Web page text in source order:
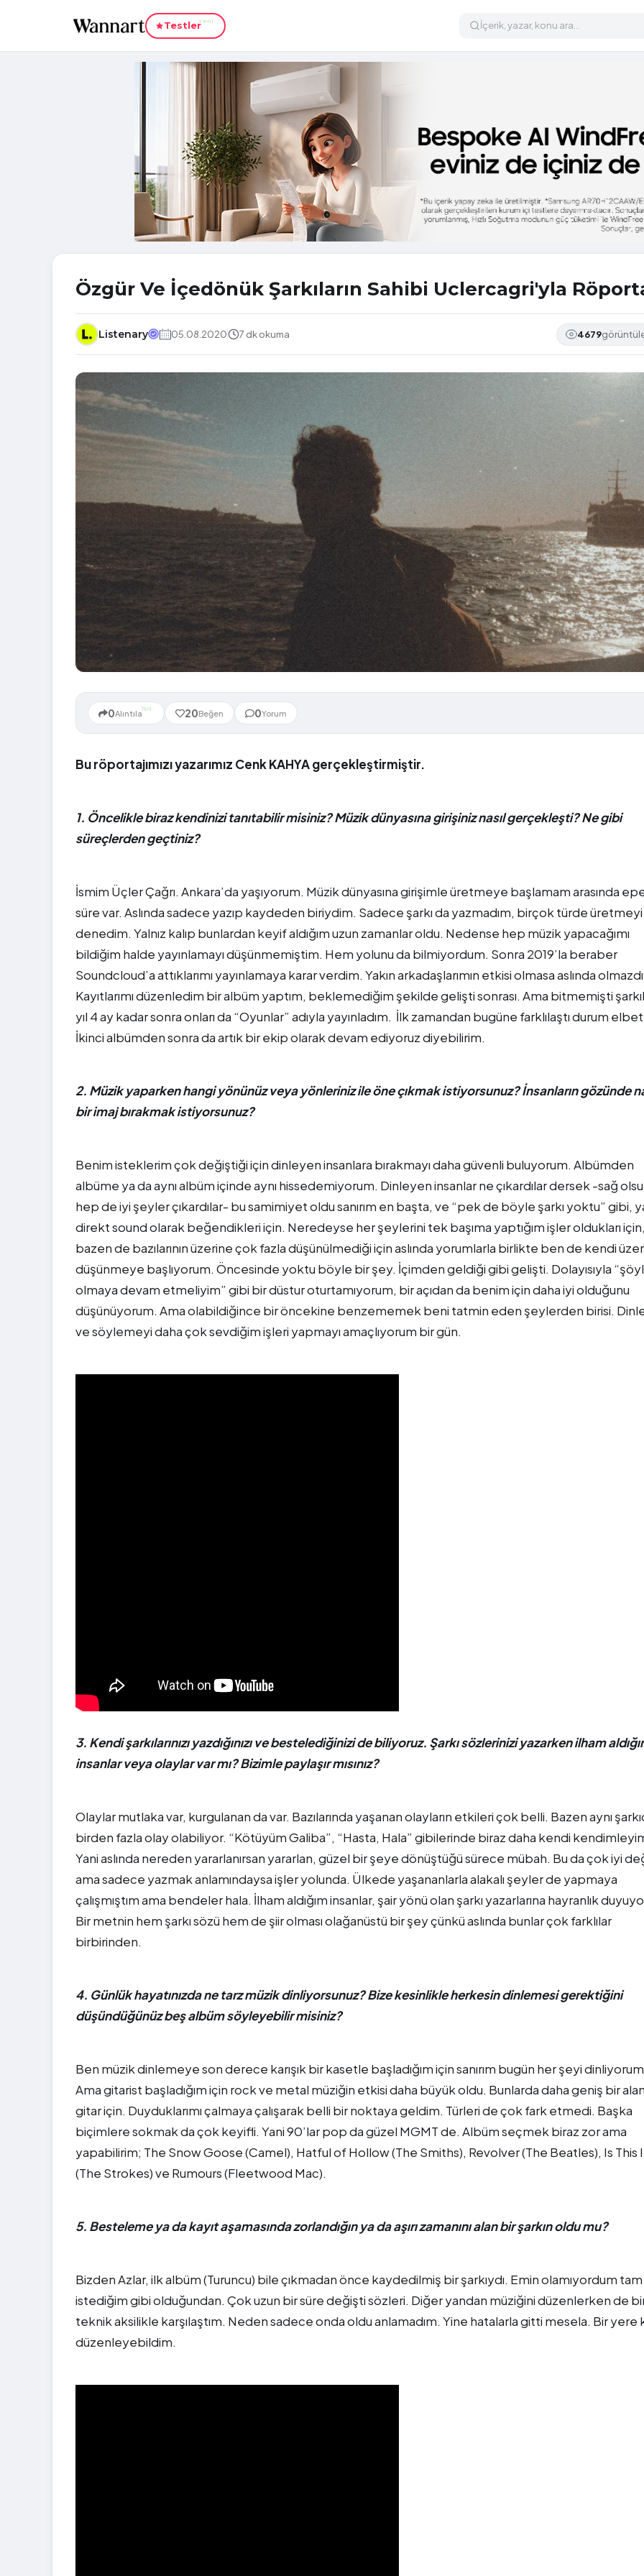
TestlerYeni
Özgür Ve İçedönük Şarkıların Sahibi Uclercagri'yla
Listenary 05.08.2020 7 dk okuma 4679
0AlıntılaYeni 20Beğen 0Yorum
Bu röportajımızı yazarımız Cenk KAHYA gerçekleştirmiştir.
1. Öncelikle biraz kendinizi tanıtabilir misiniz? Müzik dünyasına girişiniz nasıl gerçekleşti? Ne gibi
süreçlerden geçtiniz?
İsmim Üçler Çağrı. Ankara’da yaşıyorum. Müzik dünyasına girişimle üretmeye başlamam arasında
süre var. Aslında sadece yazıp kaydeden biriydim. Sadece şarkı da yazmadım, birçok türde üretmeyi
denedim. Yalnız kalıp bunlardan keyif aldığım uzun zamanlar oldu. Nedense hep müzik yapacağımı
bildiğim halde yayınlamayı düşünmemiştim. Hem yolunu da bilmiyordum. Sonra 2019’la beraber
Soundcloud’a attıklarımı yayınlamaya karar verdim. Yakın arkadaşlarımın etkisi olmasa aslında
Kayıtlarımı düzenledim bir albüm yaptım, beklemediğim şekilde gelişti sonrası. Ama bitmemişti
yıl 4 ay kadar sonra onları da “Oyunlar” adıyla yayınladım. İlk zamandan bugüne farklılaştı durum
İkinci albümden sonra da artık bir ekip olarak devam ediyoruz diyebilirim.
2. Müzik yaparken hangi yönünüz veya yönleriniz ile öne çıkmak istiyorsunuz? İnsanların gözünde
bir imaj bırakmak istiyorsunuz?
Benim isteklerim çok değiştiği için dinleyen insanlara bırakmayı daha güvenli buluyorum. Albümden
albüme ya da aynı albüm içinde aynı hissedemiyorum. Dinleyen insanlar ne çıkardılar dersek -sağ
hep de iyi şeyler çıkardılar- bu samimiyet oldu sanırım en başta, ve “pek de böyle şarkı yoktu” gibi,
direkt sound olarak beğendikleri için. Neredeyse her şeylerini tek başıma yaptığım işler oldukları için,
bazen de bazılarının üzerine çok fazla düşünülmediği için aslında yorumlarla birlikte ben de kendi
düşünmeye başlıyorum. Öncesinde yoktu böyle bir şey. İçimden geldiği gibi gelişti. Dolayısıyla
olmaya devam etmeliyim” gibi bir düstur oturtamıyorum, bir açıdan da benim için daha iyi olduğunu
düşünüyorum. Ama olabildiğince bir öncekine benzememek beni tatmin eden şeylerden birisi.
ve söylemeyi daha çok sevdiğim işleri yapmayı amaçlıyorum bir gün.
3. Kendi şarkılarınızı yazdığınızı ve bestelediğinizi de biliyoruz. Şarkı sözlerinizi yazarken ilham
insanlar veya olaylar var mı? Bizimle paylaşır mısınız?
Olaylar mutlaka var, kurgulanan da var. Bazılarında yaşanan olayların etkileri çok belli. Bazen aynı
birden fazla olay olabiliyor. “Kötüyüm Galiba”, “Hasta, Hala” gibilerinde biraz daha kendi
Yani aslında nereden yararlanırsan yararlan, güzel bir şeye dönüştüğü sürece mübah. Bu da çok iyi
ama sadece yazmak anlamındaysa işler yolunda. Ülkede yaşananlarla alakalı şeyler de yapmaya
çalışmıştım ama bendeler hala. İlham aldığım insanlar, şair yönü olan şarkı yazarlarına hayranlık
Bir metnin hem şarkı sözü hem de şiir olması olağanüstü bir şey çünkü aslında bunlar çok farklılar
birbirinden.
4. Günlük hayatınızda ne tarz müzik dinliyorsunuz? Bize kesinlikle herkesin dinlemesi gerektiğini
düşündüğünüz beş albüm söyleyebilir misiniz?
Ben müzik dinlemeye son derece karışık bir kasetle başladığım için sanırım bugün her şeyi
Ama gitarist başladığım için rock ve metal müziğin etkisi daha büyük oldu. Bunlarda daha geniş bir
gitar için. Duyduklarımı çalmaya çalışarak belli bir noktaya geldim. Türleri de çok fark etmedi. Başka
biçimlere sokmak da çok keyifli. Yani 90’lar pop da güzel MGMT de. Albüm seçmek biraz zor ama
yapabilirim; The Snow Goose (Camel), Hatful of Hollow (The Smiths), Revolver (The Beatles), Is This
(The Strokes) ve Rumours (Fleetwood Mac).
5. Besteleme ya da kayıt aşamasında zorlandığın ya da aşırı zamanını alan bir şarkın oldu mu?
Bizden Azlar, ilk albüm (Turuncu) bile çıkmadan önce kaydedilmiş bir şarkıydı. Emin olamıyordum tam
istediğim gibi olduğundan. Çok uzun bir süre değişti sözleri. Diğer yandan müziğini düzenlerken de
teknik aksilikle karşılaştım. Neden sadece onda oldu anlamadım. Yine hatalarla gitti mesela. Bir yere
düzenleyebildim.